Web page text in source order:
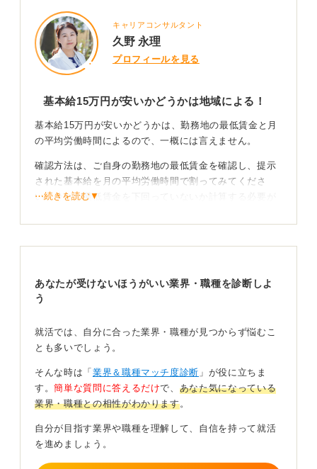
キャリアコンサルタント
久野 永理
プロフィールを見る
基本給15万円が安いかどうかは地域による！
基本給15万円が安いかどうかは、勤務地の最低賃金と月
の平均労働時間によるので、一概には言えません。
確認方法は、ご自身の勤務地の最低賃金を確認し、提示
された基本給を月の平均労働時間で割ってみてくださ
い。それが最低賃金を下回っていないか計算する必要が
賞与や年収ベースで総合的に判断しよう
基本給以外の観点として、基本給が低くても、「やりた
い仕事だから」「生活に困るほどではないから」と納得
する人もいます。
また、「基本給は低いが、残業代が上乗せされる」「賞
与が多く、年収ベースで考えれば問題ない」といったケ
ースもありますよ。
⋯続きを読む▼
あなたが受けないほうがいい業界・職種を診断しよ
う
就活では、自分に合った業界・職種が見つからず悩むこ
とも多いでしょう。
そんな時は「 業界＆職種マッチ度診断 」が役に立ちま
す。簡単な質問に答えるだけで、 あなた気になっている
業界・職種との相性がわかります。
自分が目指す業界や職種を理解して、自信を持って就活
を進めましょう。